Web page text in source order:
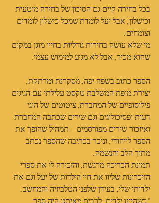
בכל בחירה קיים גם הסיכון של בחירה מוטעית
וכישלון, אבל יעל לומדת שמכל כישלון לומדים
וצומחים.
מי שלא עושה בחירות גורליות בחייו מוגן במקום
שהוא מכיר, אבל לא מגיע למימוש עצמי.
הספר כתוב בשפה יפה, מסקרנת ומרתקת,
יצירת מופת המשלבת טקסט עלילתי עם הגיגים
פילוסופיים של המחברת, ציטוטים של הוגי
דעות ופסיכולוגים וגם שירים שכתבה המחברת
ואיזכור שירים מפורסמים – תמהיל שהופך את
הספר לייחודי, וניכר בכתיבה שהספר נכתב
מתוך הלב והנשמה.
תמונת הכריכה מרגשת, והזכירה לי את ספרי
הזיכרונות שליוו את חיי הילדות של יעל וגם את
ילדותי שלי, בעידן שלפני הטלביזיה והמחשב.
"כשהיינו ילדים, לרבים מאיתנו היה ספר